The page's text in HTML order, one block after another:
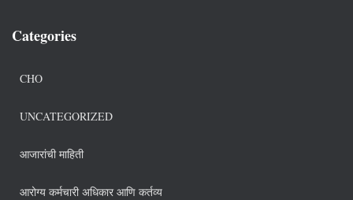
Categories
CHO
UNCATEGORIZED
आजारांची माहिती
आरोग्य कर्मचारी अधिकार आणि कर्तव्य